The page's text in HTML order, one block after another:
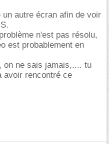
autre écran afin de voir
n'est pas résolu,
est probablement en
on ne sais jamais,.... tu
avoir rencontré ce